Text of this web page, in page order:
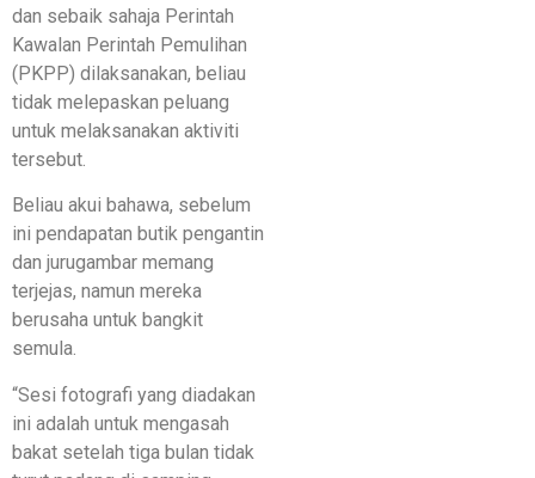
dan sebaik sahaja Perintah
Kawalan Perintah Pemulihan
(PKPP) dilaksanakan, beliau
tidak melepaskan peluang
untuk melaksanakan aktiviti
tersebut.
Beliau akui bahawa, sebelum
ini pendapatan butik pengantin
dan jurugambar memang
terjejas, namun mereka
berusaha untuk bangkit
semula.
“Sesi fotografi yang diadakan
ini adalah untuk mengasah
bakat setelah tiga bulan tidak